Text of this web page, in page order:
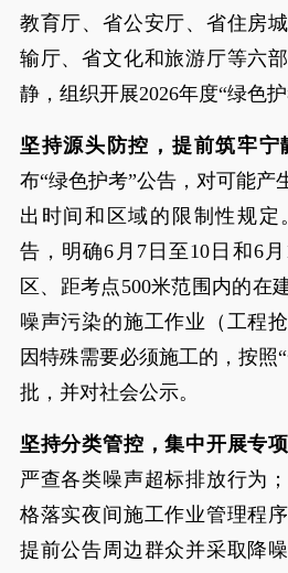
教育厅、省公安厅、省住房
输厅、省文化和旅游厅等六
静，组织开展2026年度“绿色护
坚持源头防控，提前筑牢宁
布“绿色护考”公告，对可能产
出时间和区域的限制性规定
告，明确6月7日至10日和6
区、距考点500米范围内的在
噪声污染的施工作业（工程
因特殊需要必须施工的，按照
批，并对社会公示。
坚持分类管控，集中开展专
严查各类噪声超标排放行为
格落实夜间施工作业管理程
提前公告周边群众并采取降